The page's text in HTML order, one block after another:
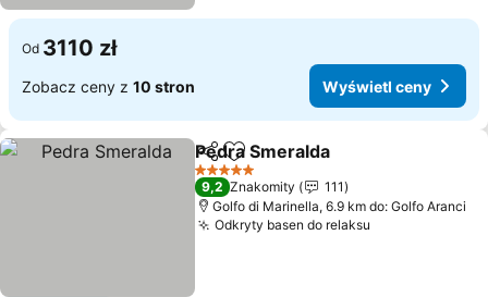
Od 3110 zł
Zobacz ceny z 10 stron Wyświetl ceny
Udostępnij
Dodaj do ulubionych
Pedra Smeralda
5 Kategoria
9,2 Znakomity
111
Golfo di Marinella, 6.9 km do: Golfo Aranci
Odkryty basen do relaksu